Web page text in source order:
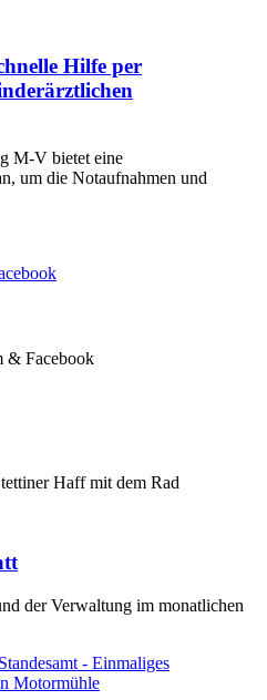
Hilfe per
M-V bietet eine
um die Notaufnahmen und
& Facebook
Haff mit dem Rad
der Verwaltung im monatlichen